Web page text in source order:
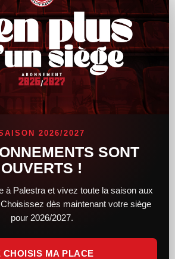
son adversaire pour la
Coupe de France
de France a lieu hier soir, le CVB52
adversaire. Du côté des femmes,
2026/2027
SONT
OUVERTS !
à Palestra et vivez toute la saison aux
dès maintenant votre siège
pour 2026/2027.
CHOISIS MA PLACE